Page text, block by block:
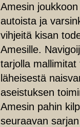
Amesin
autoista ja
vihjeitä kisan
Amesille.
tarjolla
läheisestä
aseistuksen
Amesin pahin
seuraavan